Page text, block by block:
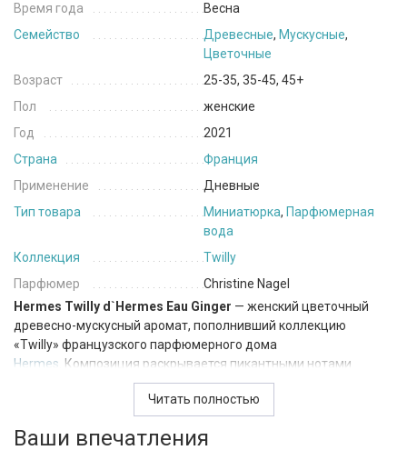
Время года
Весна
Семейство
Древесные, Мускусные,
Цветочные
Возраст
25-35, 35-45, 45+
Пол
женские
Год
2021
Страна
Франция
Применение
Дневные
Тип товара
Миниатюрка, Парфюмерная
вода
Коллекция
Twilly
Парфюмер
Christine Nagel
Hermes Twilly d`Hermes Eau Ginger — женский цветочный
древесно-мускусный аромат, пополнивший коллекцию
«Twilly» французского парфюмерного дома
Hermes . Композиция раскрывается пикантными нотами
засахаренного имбиря, кедра и пиона. Столь необычный
выбор ингредиентов вполне оправдан: когда аромат состоит
из контрастных сладких, свежих и древесных нот, от него
невозможно устать, он всегда ощущается по-новому.
Читать полностью
Ваши впечатления